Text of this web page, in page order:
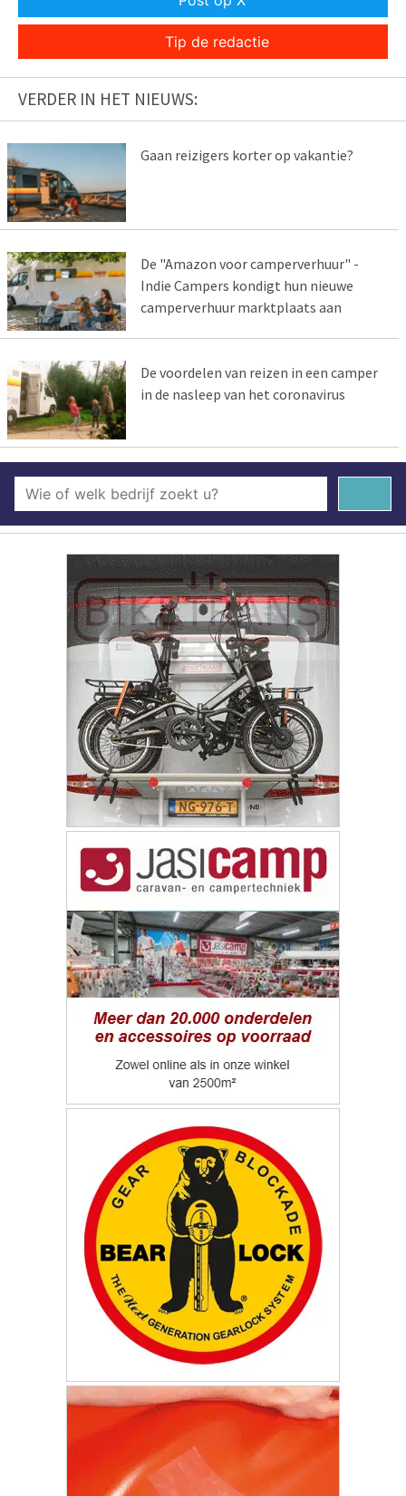
Tip de redactie
VERDER IN HET NIEUWS:
Gaan reizigers korter op vakantie?
De "Amazon voor camperverhuur" -
Indie Campers kondigt hun nieuwe
camperverhuur marktplaats aan
De voordelen van reizen in een camper
in de nasleep van het coronavirus